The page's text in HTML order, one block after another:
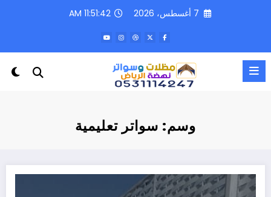
7 أغسطس، 2026 11:51:42 AM
وسم: سواتر تعليمية